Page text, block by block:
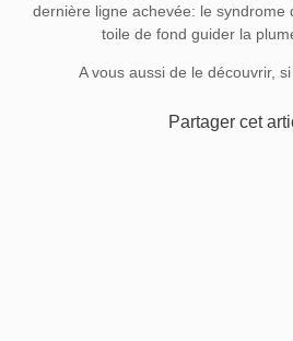
dernière ligne achevée: le syndrome
toile de fond guider la
A vous aussi de le découvrir, si
Partager cet